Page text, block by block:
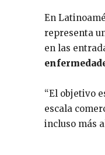
En
representa
en las
“El objetivo
escala
incluso más